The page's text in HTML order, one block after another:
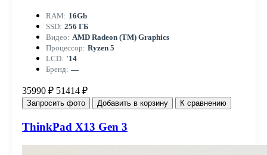
RAM: 16Gb
SSD: 256 ГБ
Видео: AMD Radeon (TM) Graphics
Процессор: Ryzen 5
LCD: '14
Бренд: —
35990 ₽ 51414 ₽
Запросить фото Добавить в корзину К сравнению
ThinkPad X13 Gen 3